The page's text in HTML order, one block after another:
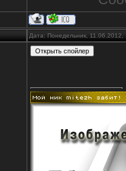
Дата: Понедельник,